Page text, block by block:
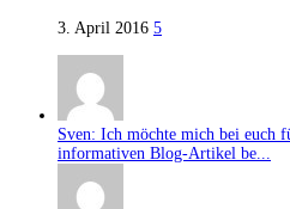
3. April 2016 5
Sven: Ich möchte mich bei euch
informativen Blog-Artikel be...